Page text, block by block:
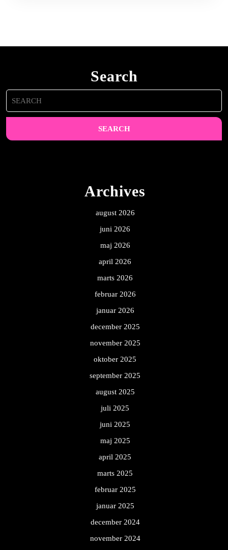
Search
Search
for:
Archives
august 2026
juni 2026
maj 2026
april 2026
marts 2026
februar 2026
januar 2026
december 2025
november 2025
oktober 2025
september 2025
august 2025
juli 2025
juni 2025
maj 2025
april 2025
marts 2025
februar 2025
januar 2025
december 2024
november 2024